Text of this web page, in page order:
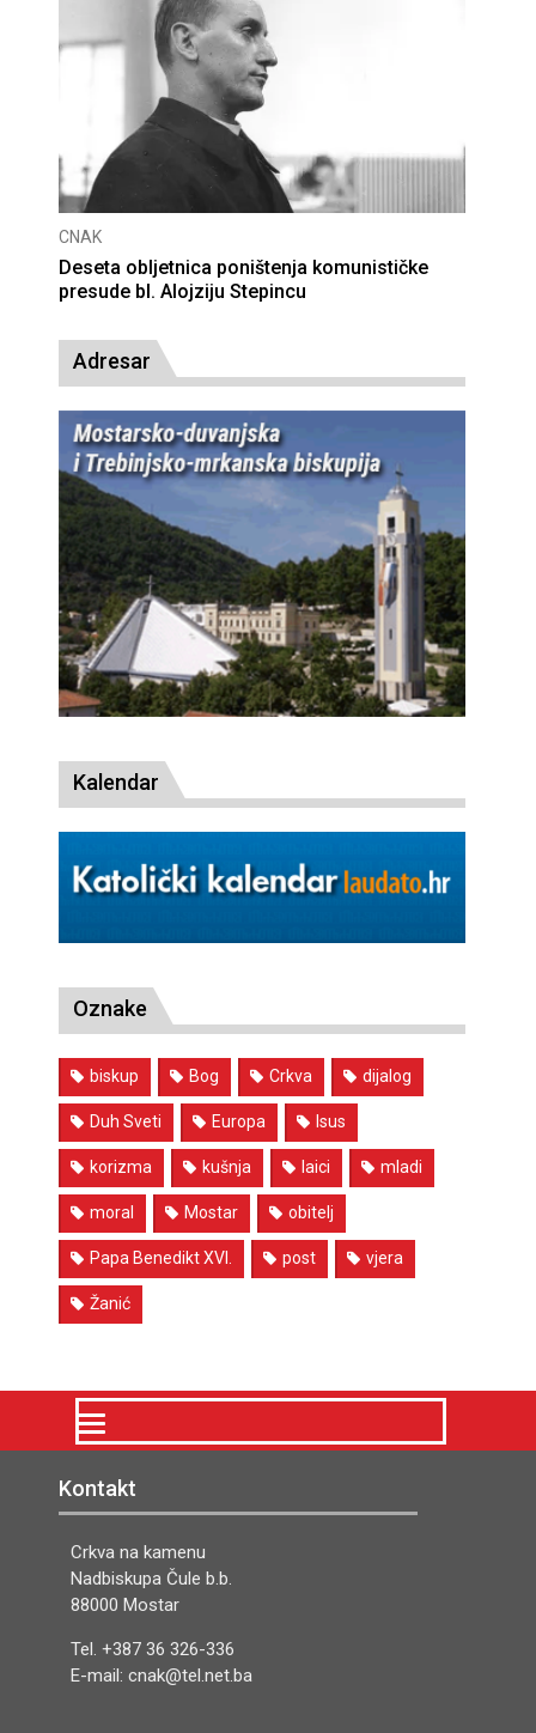
CNAK
Deseta obljetnica poništenja komunističke
presude bl. Alojziju Stepincu
Adresar
Kalendar
Oznake
biskup Bog Crkva dijalog
Duh Sveti Europa Isus
korizma kušnja laici mladi
moral Mostar obitelj
Papa Benedikt XVI. post vjera
Žanić
Kontakt
Crkva na kamenu
Nadbiskupa Čule b.b.
88000 Mostar
Tel. +387 36 326-336
E-mail: cnak@tel.net.ba